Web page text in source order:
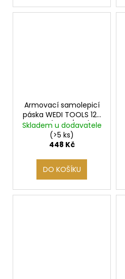
Armovací samolepicí
páska WEDI TOOLS 125
mm (25 m/role)
Skladem u dodavatele
(>5 ks)
448 Kč
DO KOŠÍKU